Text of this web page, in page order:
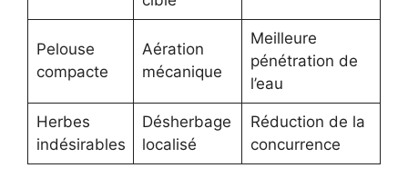
Pelouse
compacte
Aération
mécanique
Meilleure
pénétration de
l’eau
Herbes
indésirables
Désherbage
localisé
Réduction de la
concurrence